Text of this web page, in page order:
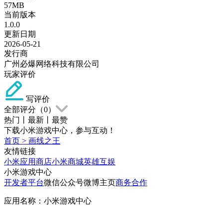
57MB
当前版本
1.0.0
更新日期
2026-05-21
发行商
广州必爆网络科技有限公司
玩家评价
写评价
全部评分（0）
热门
最新
最赞
下载小米游戏中心，参与互动！
首页 > 画线之王
友情链接
小米应用商店小米商城英雄互娱
小米游戏中心
开发者平台微信公众号微博主页商务合作
应用名称：小米游戏中心